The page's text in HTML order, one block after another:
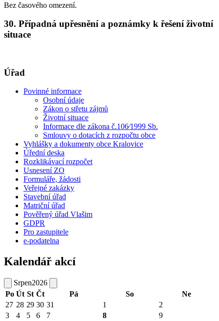
Bez časového omezení.
30. Případná upřesnění a poznámky k řešení životní
situace
Úřad
Povinné informace
Osobní údaje
Zákon o střetu zájmů
Životní situace
Informace dle zákona č.106⁄1999 Sb.
Smlouvy o dotacích z rozpočtu obce
Vyhlášky a dokumenty obce Kralovice
Úřední deska
Rozklikávací rozpočet
Usnesení ZO
Formuláře, žádosti
Veřejné zakázky
Stavební úřad
Matriční úřad
Pověřený úřad Vlašim
GDPR
Pro zastupitele
e-podatelna
Kalendář akcí
Srpen2026
Po Út St Čt Pá So
Ne
27 28 29 30 31 1
2
3
4 5 6 7 8 9